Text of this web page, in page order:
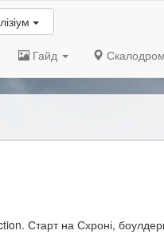
Гайд
Старт на Схроні,